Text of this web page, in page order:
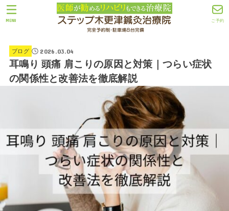
ご予約
MENU
ブログ 2026.03.04
耳鳴り 頭痛 肩こりの原因と対策｜つらい症状
の関係性と改善法を徹底解説